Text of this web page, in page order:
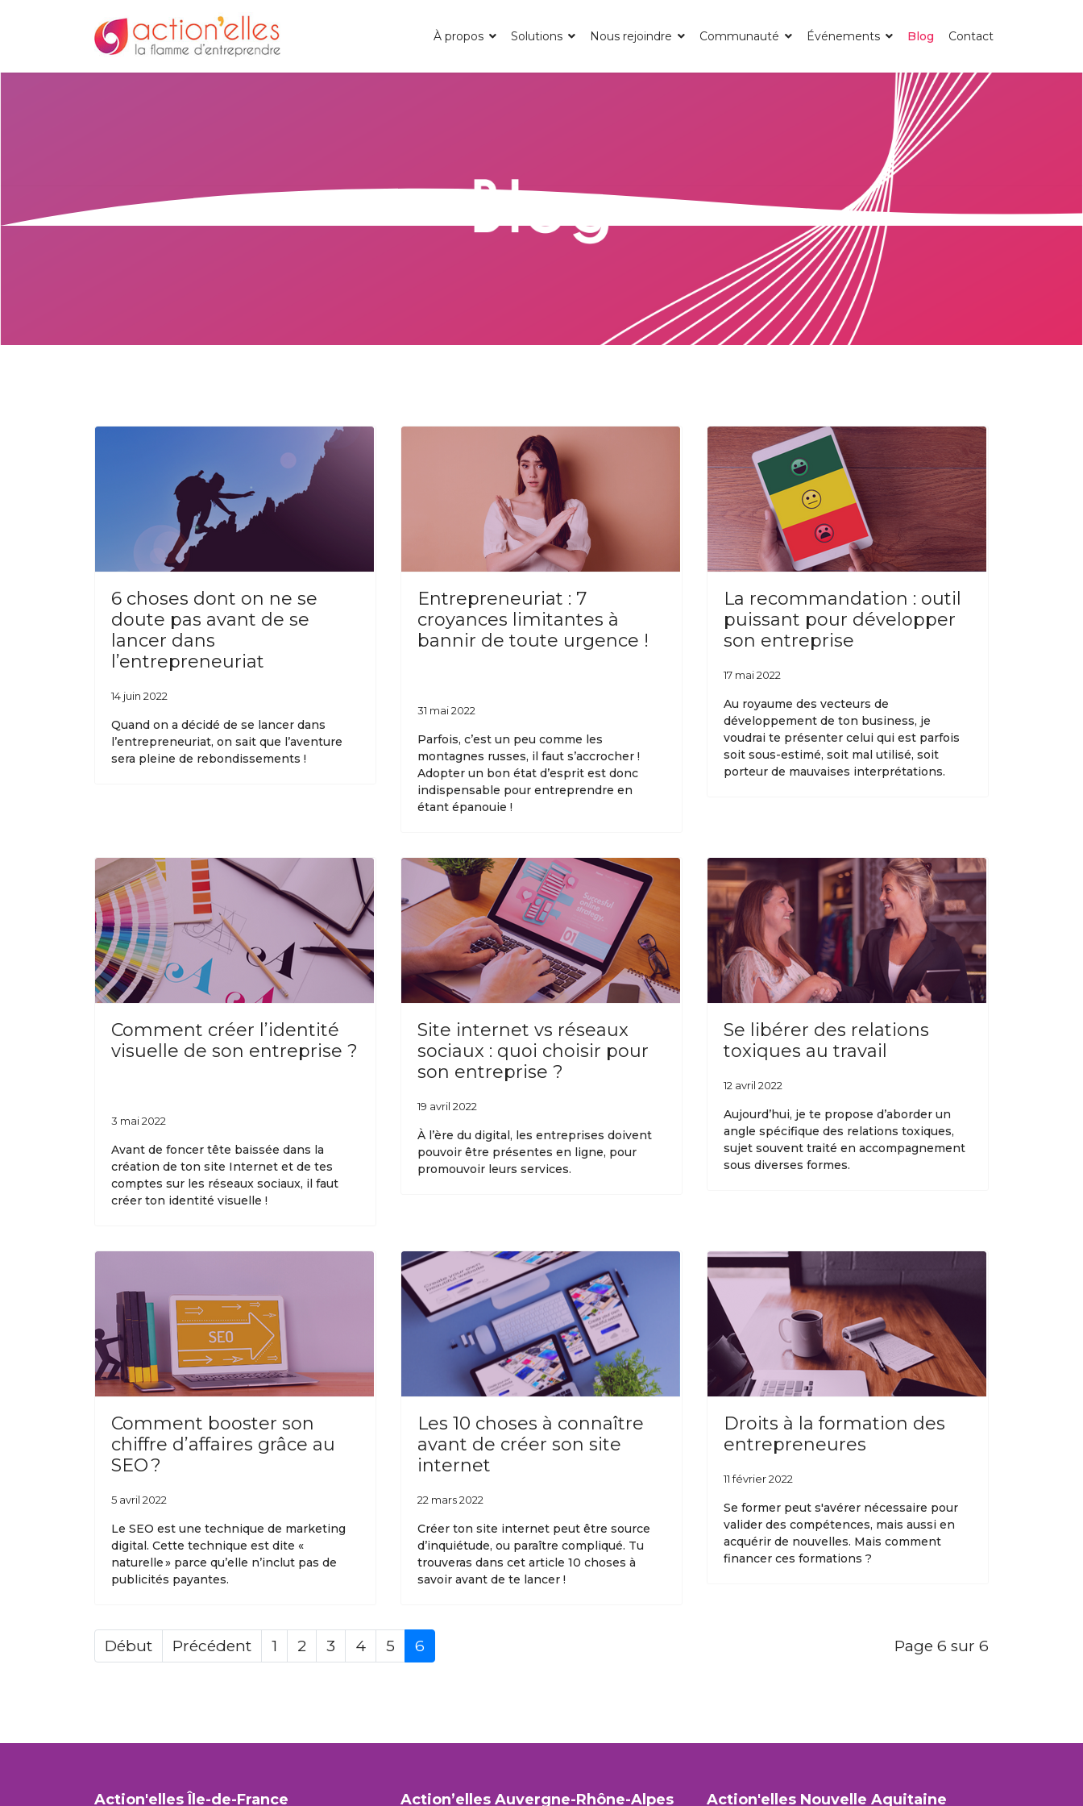
À propos Solutions Nous rejoindre Communauté Événements Blog Contact
6 choses dont on ne se
doute pas avant de se
lancer dans
l’entrepreneuriat
14 juin 2022
Quand on a décidé de se lancer dans
l’entrepreneuriat, on sait que l’aventure
sera pleine de rebondissements !
Entrepreneuriat : 7
croyances limitantes à
bannir de toute urgence !
31 mai 2022
Parfois, c’est un peu comme les
montagnes russes, il faut s’accrocher !
Adopter un bon état d’esprit est donc
indispensable pour entreprendre en
étant épanouie !
La recommandation : outil
puissant pour développer
son entreprise
17 mai 2022
Au royaume des vecteurs de
développement de ton business, je
voudrai te présenter celui qui est parfois
soit sous-estimé, soit mal utilisé, soit
porteur de mauvaises interprétations.
Comment créer l’identité
visuelle de son entreprise ?
3 mai 2022
Avant de foncer tête baissée dans la
création de ton site Internet et de tes
comptes sur les réseaux sociaux, il faut
créer ton identité visuelle !
Site internet vs réseaux
sociaux : quoi choisir pour
son entreprise ?
19 avril 2022
À l’ère du digital, les entreprises doivent
pouvoir être présentes en ligne, pour
promouvoir leurs services.
Se libérer des relations
toxiques au travail
12 avril 2022
Aujourd’hui, je te propose d’aborder un
angle spécifique des relations toxiques,
sujet souvent traité en accompagnement
sous diverses formes.
Comment booster son
chiffre d’affaires grâce au
SEO ?
5 avril 2022
Le SEO est une technique de marketing
digital. Cette technique est dite «
naturelle » parce qu’elle n’inclut pas de
publicités payantes.
Les 10 choses à connaître
avant de créer son site
internet
22 mars 2022
Créer ton site internet peut être source
d’inquiétude, ou paraître compliqué. Tu
trouveras dans cet article 10 choses à
savoir avant de te lancer !
Droits à la formation des
entrepreneures
11 février 2022
Se former peut s'avérer nécessaire pour
valider des compétences, mais aussi en
acquérir de nouvelles. Mais comment
financer ces formations ?
Début Précédent 1 2 3 4 5 6 Page 6 sur 6
Action'elles Île-de-France Action’elles Auvergne-Rhône-Alpes Action'elles Nouvelle Aquitaine